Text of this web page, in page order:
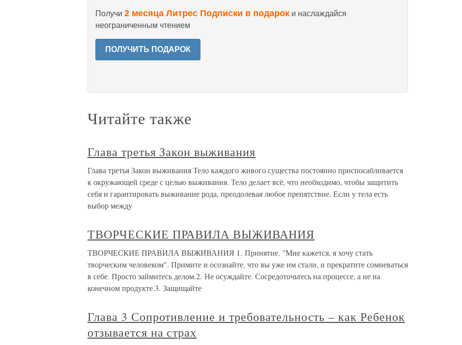
Получи 2 месяца Литрес Подписки в подарок и наслаждайся
неограниченным чтением
ПОЛУЧИТЬ ПОДАРОК
Читайте также
Глава третья Закон выживания
Глава третья Закон выживания Тело каждого живого существа постоянно приспосабливается
к окружающей среде с целью выживания. Тело делает всё, что необходимо, чтобы защитить
себя и гарантировать выживание рода, преодолевая любое препятствие. Если у тела есть
выбор между
ТВОРЧЕСКИЕ ПРАВИЛА ВЫЖИВАНИЯ
ТВОРЧЕСКИЕ ПРАВИЛА ВЫЖИВАНИЯ 1. Принятие. "Мне кажется, я хочу стать
творческим человеком". Примите и осознайте, что вы уже им стали, и прекратите сомневаться
в себе. Просто займитесь делом.2. Не осуждайте. Сосредоточьтесь на процессе, а не на
конечном продукте.3. Защищайте
Глава 3 Сопротивление и требовательность – как Ребенок
отзывается на страх